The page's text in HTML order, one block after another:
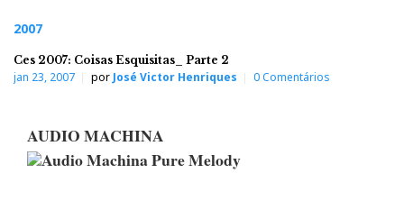
2007
Ces 2007: Coisas Esquisitas_ Parte 2
jan 23, 2007 por José Victor Henriques 0 Comentários
AUDIO MACHINA
Audio Machina Pure Melody